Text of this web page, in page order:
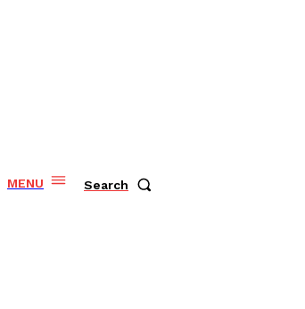
MENU Search